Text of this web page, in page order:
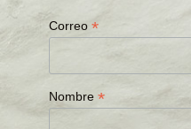
Correo*
Nombre*